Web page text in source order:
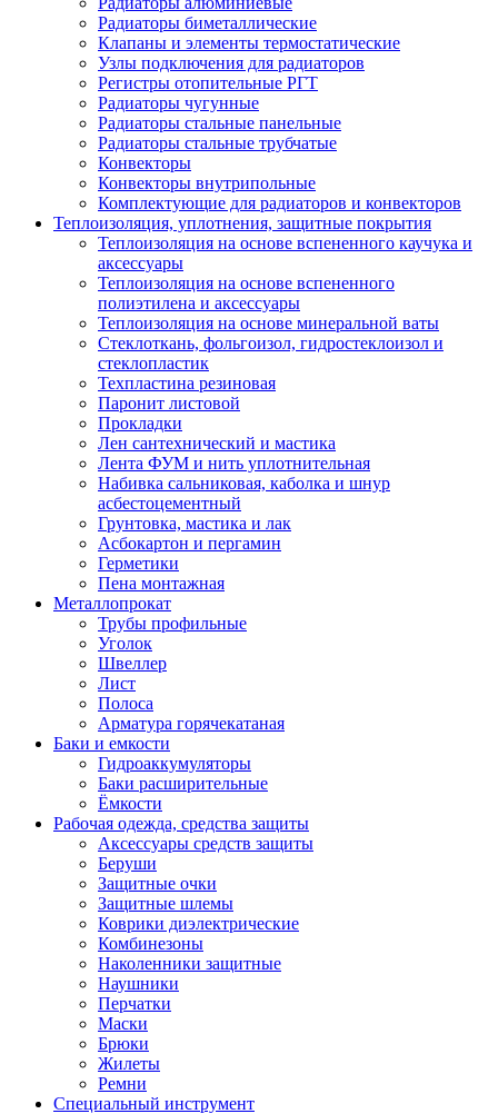
Радиаторы биметаллические
Клапаны и элементы термостатические
Узлы подключения для радиаторов
Регистры отопительные РГТ
Радиаторы чугунные
Радиаторы стальные панельные
Радиаторы стальные трубчатые
Конвекторы
Конвекторы внутрипольные
Комплектующие для радиаторов и конвекторов
Теплоизоляция, уплотнения, защитные покрытия
Теплоизоляция на основе вспененного каучука и
аксессуары
Теплоизоляция на основе вспененного
полиэтилена и аксессуары
Теплоизоляция на основе минеральной ваты
Стеклоткань, фольгоизол, гидростеклоизол и
стеклопластик
Техпластина резиновая
Паронит листовой
Прокладки
Лен сантехнический и мастика
Лента ФУМ и нить уплотнительная
Набивка сальниковая, каболка и шнур
асбестоцементный
Грунтовка, мастика и лак
Асбокартон и пергамин
Герметики
Пена монтажная
Металлопрокат
Трубы профильные
Уголок
Швеллер
Лист
Полоса
Арматура горячекатаная
Баки и емкости
Гидроаккумуляторы
Баки расширительные
Ёмкости
Рабочая одежда, средства защиты
Аксессуары средств защиты
Беруши
Защитные очки
Защитные шлемы
Коврики диэлектрические
Комбинезоны
Наколенники защитные
Наушники
Перчатки
Маски
Брюки
Жилеты
Ремни
Специальный инструмент